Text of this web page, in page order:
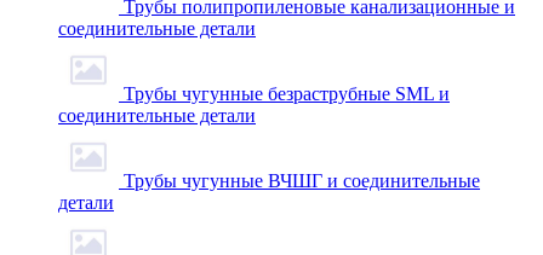
Трубы полипропиленовые канализационные и
соединительные детали
Трубы чугунные безраструбные SML и
соединительные детали
Трубы чугунные ВЧШГ и соединительные
детали